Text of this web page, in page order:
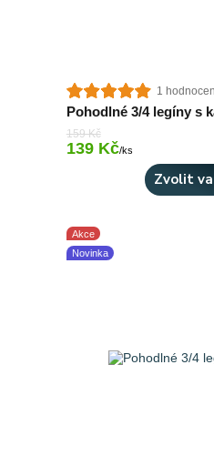
1
Pohodlné 3/4 legíny s
159 Kč
139 Kč/ks
Zvolit
Akce
Novinka